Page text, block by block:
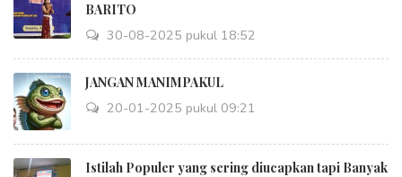
BARITO
30-08-2025 pukul 18:52
JANGAN MANIMPAKUL
20-01-2025 pukul 09:21
Istilah Populer yang sering diucapkan tapi Banyak